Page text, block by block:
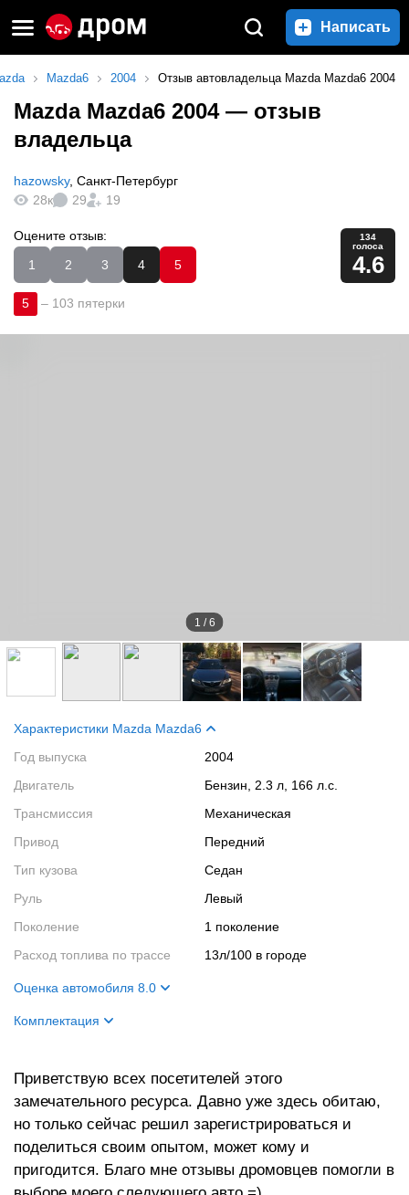
Написать
Mazda6 2004 Отзыв автовладельца Mazda Mazda6 2004
Mazda Mazda6 2004— отзыв
владельца
hazowsky, Санкт-Петербург
28к
29 19
Оцените отзыв:
1
2 3 4 5
134
голоса
4.6
5 – 103 пятерки
1 /6
Характеристики Mazda Mazda6
Год выпуска
2004
Двигатель
Бензин, 2.3 л, 166 л.с.
Трансмиссия
Механическая
Привод
Передний
Тип кузова
Седан
Руль
Левый
Поколение
1 поколение
Расход топлива по трассе
13л/100 в городе
Оценка автомобиля 8.0
Внешний вид
Двигатель
6
Ходовые качества
9
Комплектация
Цвет салона
Темный
Приветствую всех посетителей этого
замечательного ресурса. Давно уже здесь обитаю,
но только сейчас решил зарегистрироваться и
поделиться своим опытом, может кому и
пригодится. Благо мне отзывы дромовцев помогли в